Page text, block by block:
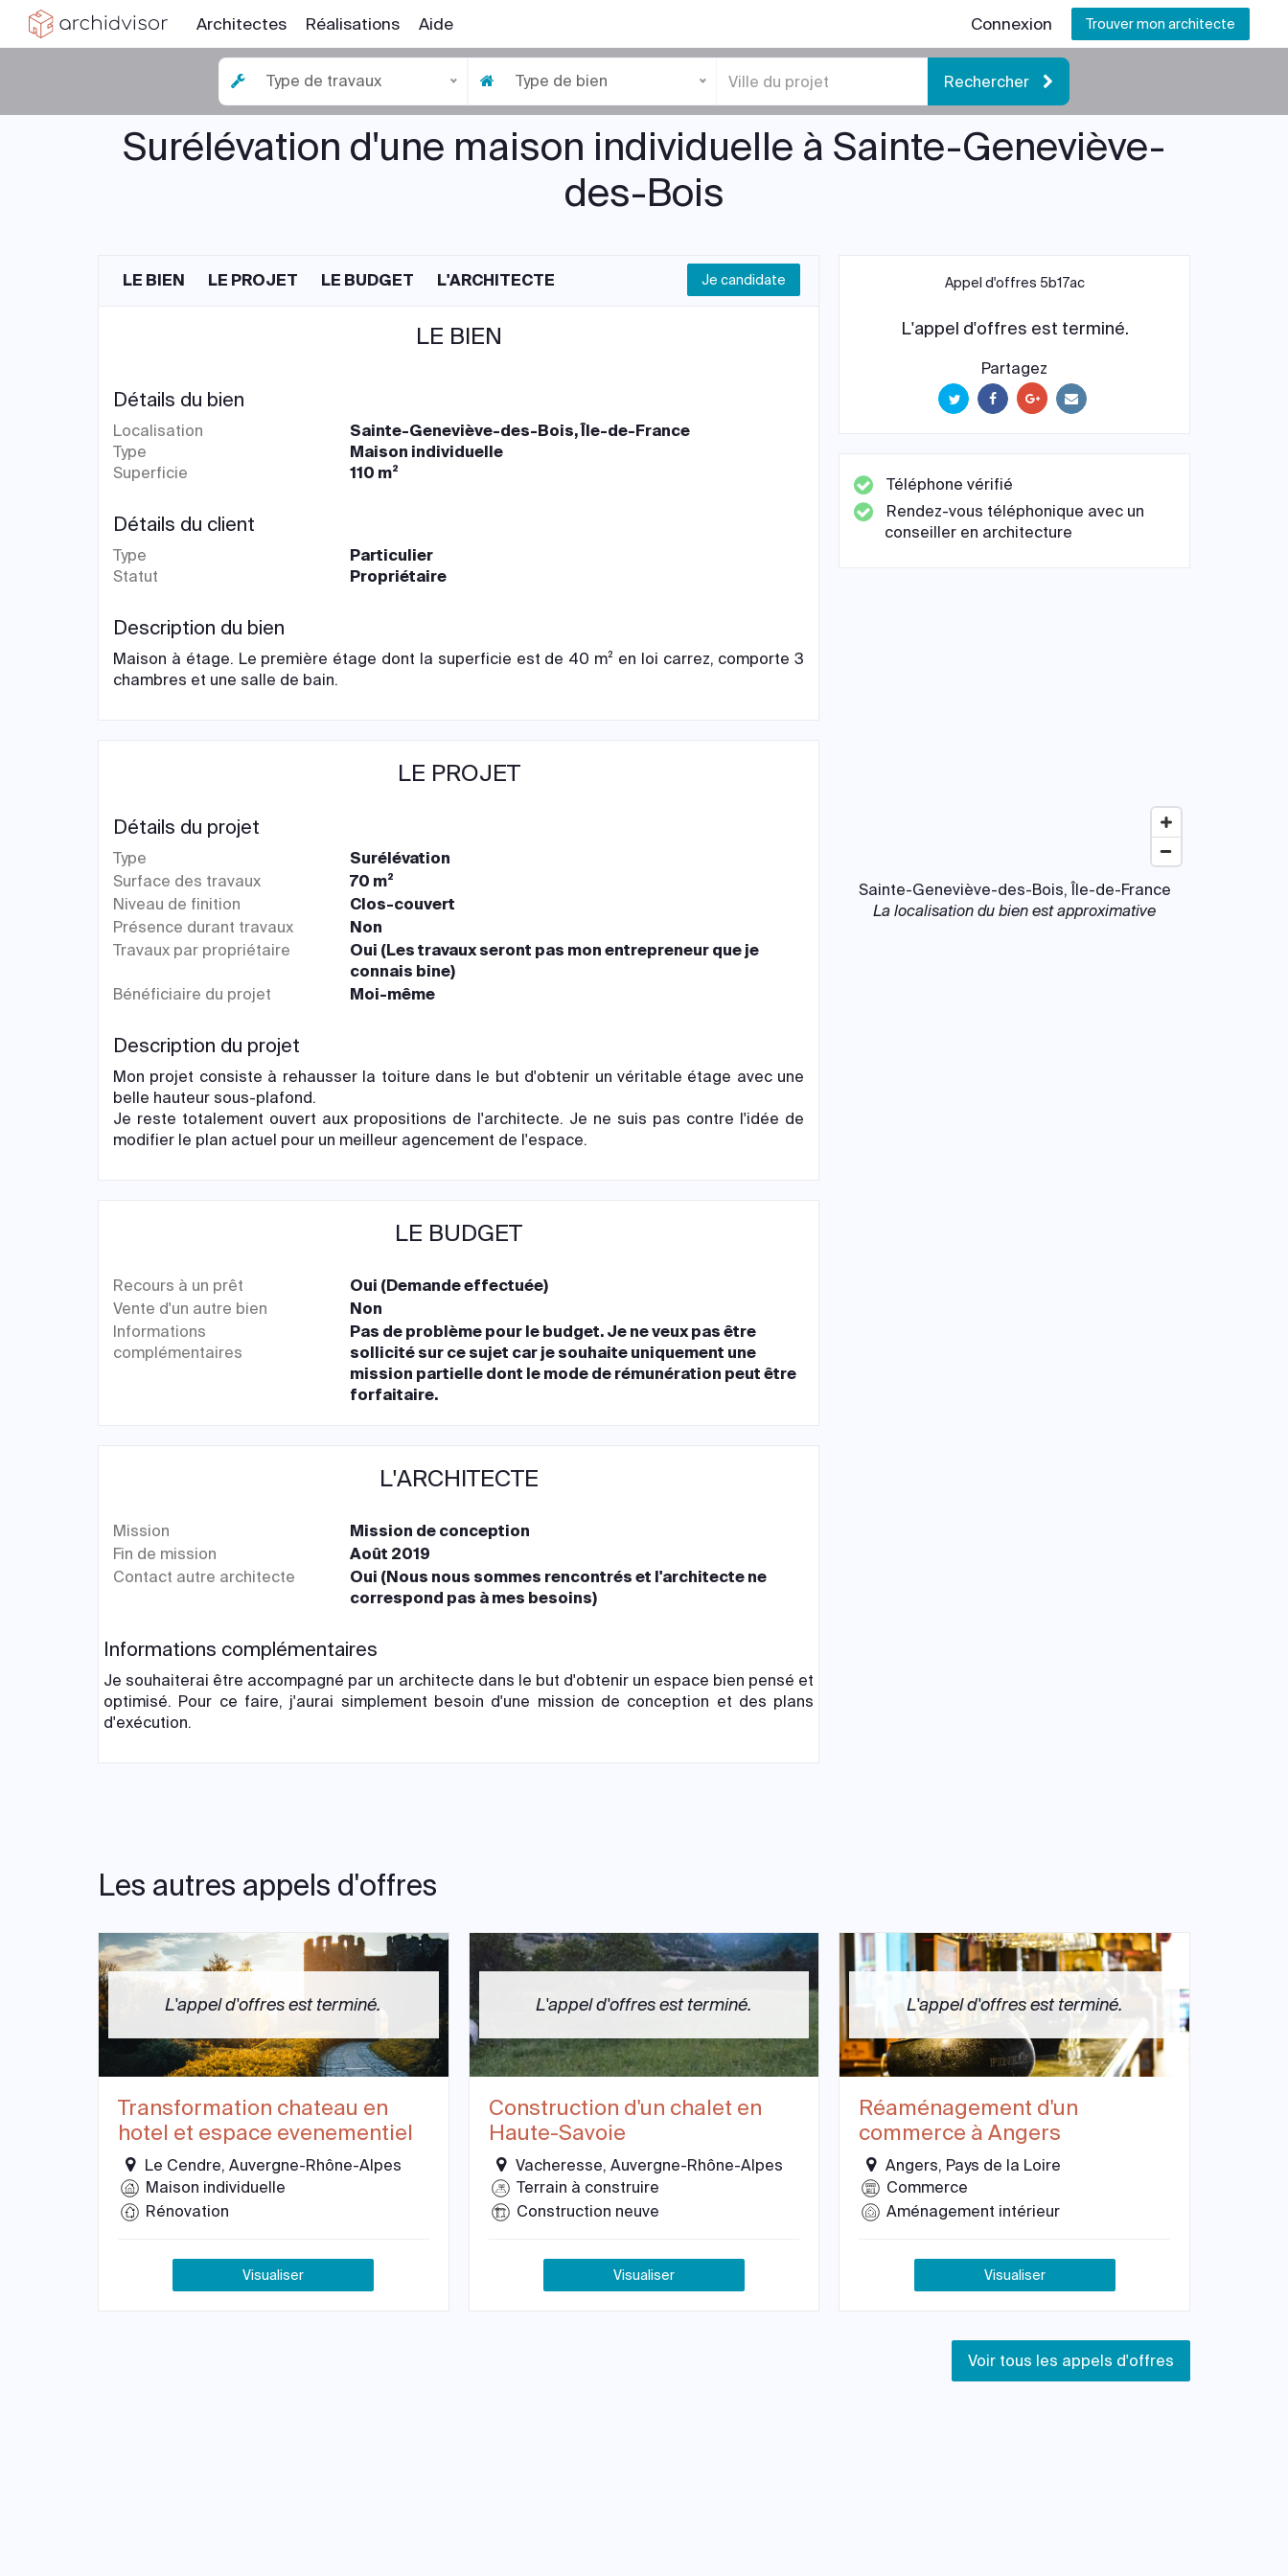
Architectes Réalisations Aide Connexion Trouver mon architecte
Type de travaux Type de bien Rechercher
Surélévation d'une maison individuelle à Sainte-Geneviève-
des-Bois
Appel d'offres 5b17ac
L'appel d'offres est terminé.
Partagez
Téléphone vérifié
Rendez-vous téléphonique avec un
conseiller en architecture
Sainte-Geneviève-des-Bois, Île-de-France
La localisation du bien est approximative
LE BIEN LE PROJET LE BUDGET L'ARCHITECTE Je candidate
LE BIEN
Détails du bien
Localisation
Sainte-Geneviève-des-Bois, Île-de-France
Type
Maison individuelle
Superficie
110 m²
Détails du client
Type
Particulier
Statut
Propriétaire
Description du bien
Maison à étage. Le première étage dont la superficie est de 40 m² en loi carrez, comporte 3
chambres et une salle de bain.
LE PROJET
Détails du projet
Type
Surélévation
Surface des travaux
70 m²
Niveau de finition
Clos-couvert
Présence durant travaux
Non
Travaux par propriétaire
Oui (Les travaux seront pas mon entrepreneur que je
connais bine)
Bénéficiaire du projet
Moi-même
Description du projet
Mon projet consiste à rehausser la toiture dans le but d'obtenir un véritable étage avec une
belle hauteur sous-plafond.
Je reste totalement ouvert aux propositions de l'architecte. Je ne suis pas contre l'idée de
modifier le plan actuel pour un meilleur agencement de l'espace.
LE BUDGET
Recours à un prêt
Oui (Demande effectuée)
Vente d'un autre bien
Non
Informations
complémentaires
Pas de problème pour le budget. Je ne veux pas être
sollicité sur ce sujet car je souhaite uniquement une
mission partielle dont le mode de rémunération peut être
forfaitaire.
L'ARCHITECTE
Mission
Mission de conception
Fin de mission
Août 2019
Contact autre architecte
Oui (Nous nous sommes rencontrés et l'architecte ne
correspond pas à mes besoins)
Informations complémentaires
Je souhaiterai être accompagné par un architecte dans le but d'obtenir un espace bien pensé et
optimisé. Pour ce faire, j'aurai simplement besoin d'une mission de conception et des plans
d'exécution.
Les autres appels d'offres
L'appel d'offres est terminé.
Transformation chateau en
hotel et espace evenementiel
Le Cendre, Auvergne-Rhône-Alpes
Maison individuelle
Rénovation
Visualiser
L'appel d'offres est terminé.
Construction d'un chalet en
Haute-Savoie
Vacheresse, Auvergne-Rhône-Alpes
Terrain à construire
Construction neuve
Visualiser
L'appel d'offres est terminé.
Réaménagement d'un
commerce à Angers
Angers, Pays de la Loire
Commerce
Aménagement intérieur
Visualiser
Voir tous les appels d'offres